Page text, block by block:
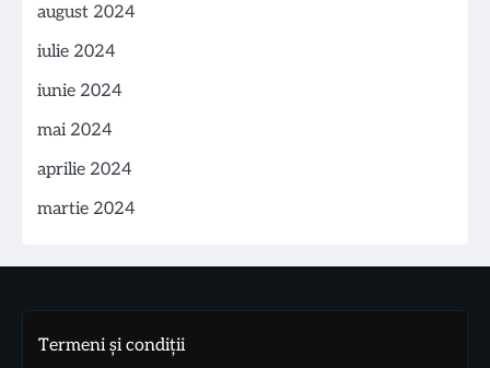
august 2024
iulie 2024
iunie 2024
mai 2024
aprilie 2024
martie 2024
Termeni și condiții